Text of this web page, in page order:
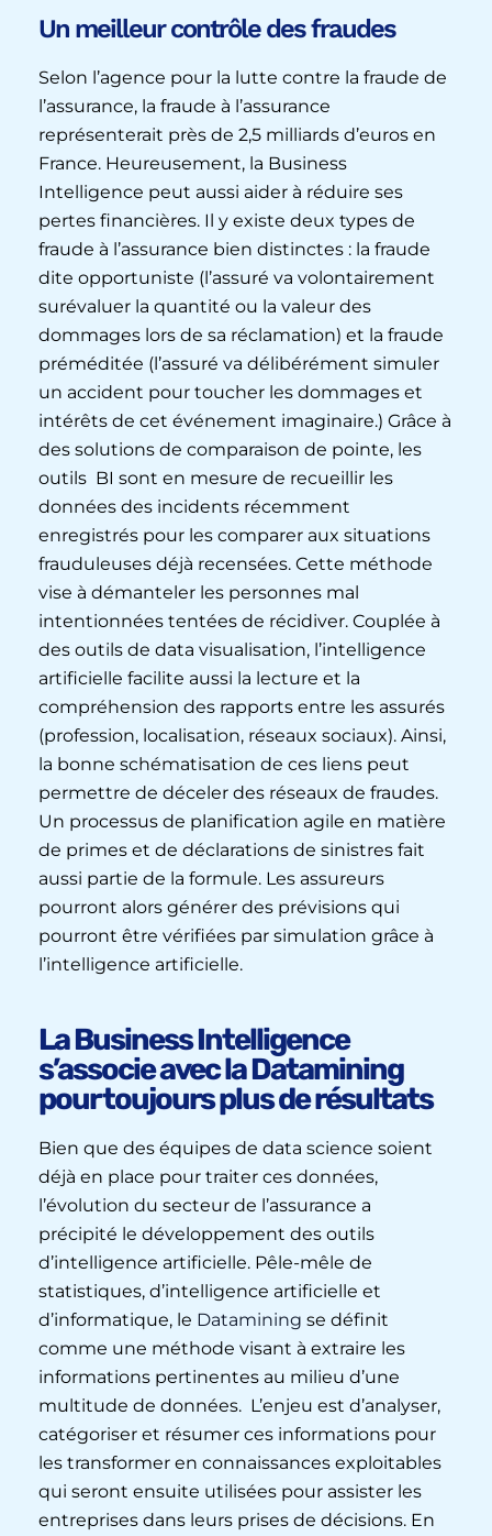
Un meilleur contrôle des fraudes
Selon l’agence pour la lutte contre la fraude de
l’assurance, la fraude à l’assurance
représenterait près de 2,5 milliards d’euros en
France. Heureusement, la Business
Intelligence peut aussi aider à réduire ses
pertes financières. Il y existe deux types de
fraude à l’assurance bien distinctes : la fraude
dite opportuniste (l’assuré va volontairement
surévaluer la quantité ou la valeur des
dommages lors de sa réclamation) et la fraude
préméditée (l’assuré va délibérément simuler
un accident pour toucher les dommages et
intérêts de cet événement imaginaire.) Grâce à
des solutions de comparaison de pointe, les
outils BI sont en mesure de recueillir les
données des incidents récemment
enregistrés pour les comparer aux situations
frauduleuses déjà recensées. Cette méthode
vise à démanteler les personnes mal
intentionnées tentées de récidiver. Couplée à
des outils de data visualisation, l’intelligence
artificielle facilite aussi la lecture et la
compréhension des rapports entre les assurés
(profession, localisation, réseaux sociaux). Ainsi,
la bonne schématisation de ces liens peut
permettre de déceler des réseaux de fraudes.
Un processus de planification agile en matière
de primes et de déclarations de sinistres fait
aussi partie de la formule. Les assureurs
pourront alors générer des prévisions qui
pourront être vérifiées par simulation grâce à
l’intelligence artificielle.
La Business Intelligence
s’associe avec la Datamining
pour toujours plus de résultats
Bien que des équipes de data science soient
déjà en place pour traiter ces données,
l’évolution du secteur de l’assurance a
précipité le développement des outils
d’intelligence artificielle. Pêle-mêle de
statistiques, d’intelligence artificielle et
d’informatique, le Datamining se définit
comme une méthode visant à extraire les
informations pertinentes au milieu d’une
multitude de données. L’enjeu est d’analyser,
catégoriser et résumer ces informations pour
les transformer en connaissances exploitables
qui seront ensuite utilisées pour assister les
entreprises dans leurs prises de décisions. En